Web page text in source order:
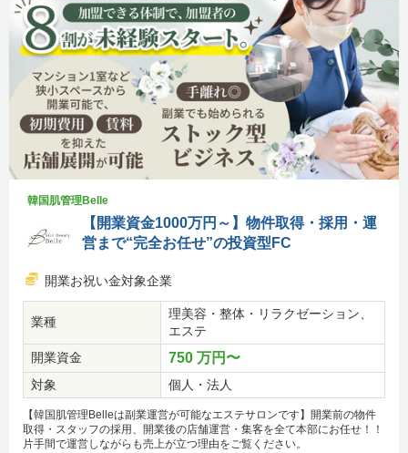
韓国肌管理Belle
【開業資金1000万円～】物件取得・採用・運
営まで“完全お任せ”の投資型FC
開業お祝い金対象企業
業種
理美容・整体・リラクゼーション、
エステ
開業資金
750 万円〜
対象 個人・法人
【韓国肌管理Belleは副業運営が可能なエステサロンです】開業前の物件
取得・スタッフの採用、開業後の店舗運営・集客を全て本部にお任せ！！
片手間で運営しながらも売上が立つ理由をご覧ください。